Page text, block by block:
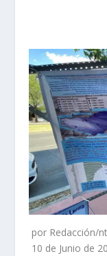
por Redacción/
10 de Junio de